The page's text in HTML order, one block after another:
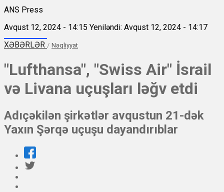
ANS Press
Avqust 12, 2024 - 14:15 Yeniləndi: Avqust 12, 2024 - 14:17
XƏBƏRLƏR / Nəqliyyat
"Lufthansa", "Swiss Air" İsrail
və Livana uçuşları ləğv etdi
Adıçəkilən şirkətlər avqustun 21-dək
Yaxın Şərqə uçuşu dayandırıblar